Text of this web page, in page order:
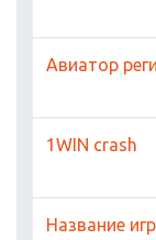
Авиатор
1WIN crash
Название